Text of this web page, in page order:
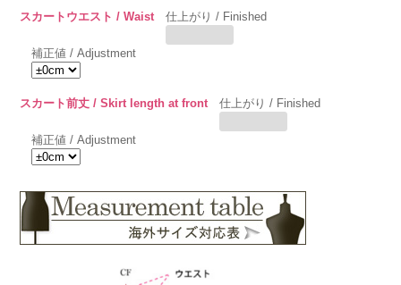
スカートウエスト / Waist 仕上がり / Finished
補正値 / Adjustment
スカート前丈 / Skirt length at front 仕上がり / Finished
補正値 / Adjustment